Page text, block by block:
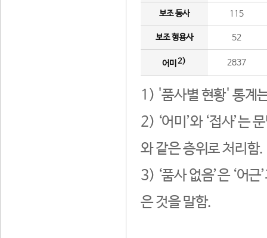
보조 동사 115
보조 형용사 52
어미 2) 2837
1) '품사별 현황' 통계
2) ‘어미’와 ‘접사’는
와 같은 층위로 처리함.
3) ‘품사 없음’은 ‘어
은 것을 말함.